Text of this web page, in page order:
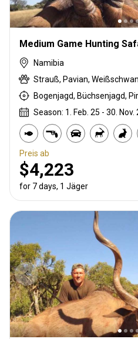
Medium Game Hunting
Namibia
Bogenjagd, Büchsenjagd,
Season: 1. Feb. 25 - 30. Nov.
Preis ab
$4,223
for 7 days, 1 Jäger